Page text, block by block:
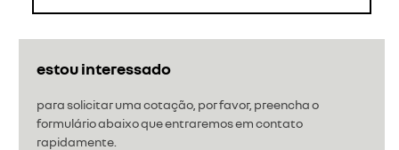
estou interessado
para solicitar uma cotação, por favor, preencha o
formulário abaixo que entraremos em contato
rapidamente.